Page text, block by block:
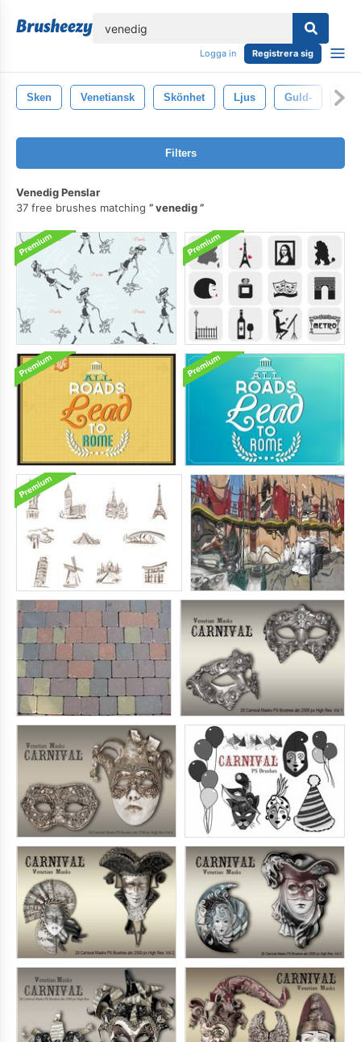
Logga in Registrera sig
Sken Venetiansk Skönhet Ljus Guld-
Filters
Venedig Penslar
37 free brushes matching
venedig